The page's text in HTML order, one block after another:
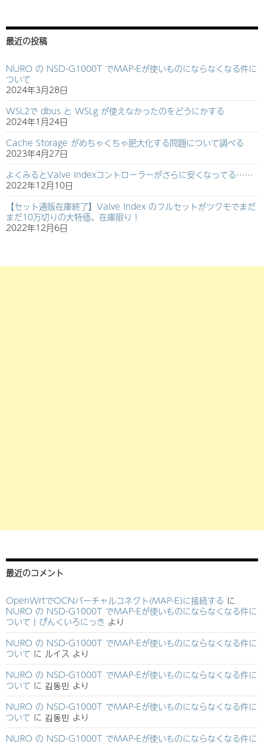
最近の投稿
NURO の NSD-G1000T でMAP-Eが使いものにならなくなる件に
ついて
2024年3月28日
WSL2で dbus と WSLg が使えなかったのをどうにかする
2024年1月24日
Cache Storage がめちゃくちゃ肥大化する問題について調べる
2023年4月27日
よくみるとValve Indexコントローラーがさらに安くなってる……
2022年12月10日
【セット通販在庫終了】Valve Index のフルセットがツクモでまだ
まだ10万切りの大特価、在庫限り！
2022年12月6日
最近のコメント
OpenWrtでOCNバーチャルコネクト(MAP-E)に接続する に
NURO の NSD-G1000T でMAP-Eが使いものにならなくなる件に
ついて | ぴんくいろにっき より
NURO の NSD-G1000T でMAP-Eが使いものにならなくなる件に
ついて に ルイス より
NURO の NSD-G1000T でMAP-Eが使いものにならなくなる件に
ついて に 김동민 より
NURO の NSD-G1000T でMAP-Eが使いものにならなくなる件に
ついて に 김동민 より
NURO の NSD-G1000T でMAP-Eが使いものにならなくなる件に